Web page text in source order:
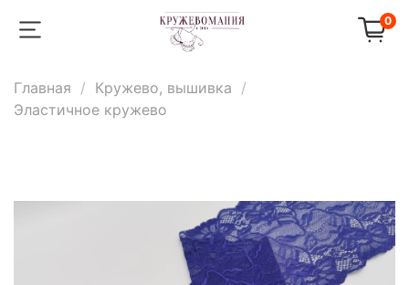
0
Главная
Кружево, вышивка
Эластичное кружево